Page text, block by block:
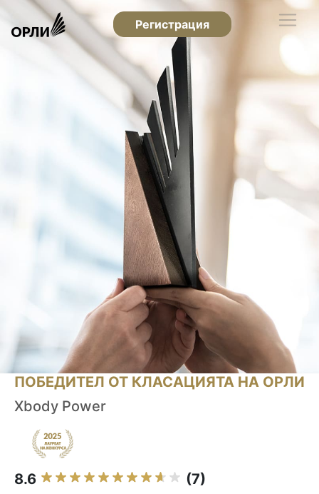
Регистрация
ПОБЕДИТЕЛ ОТ КЛАСАЦИЯТА НА ОРЛИ
Xbody Power
8.6 (7)